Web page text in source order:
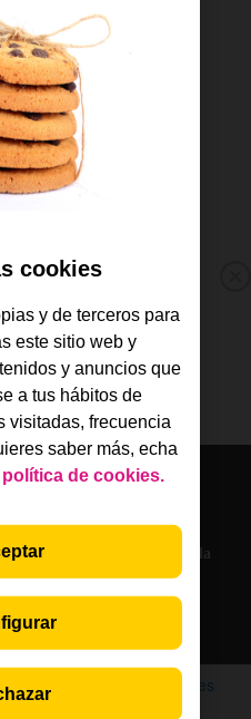
de Jazztel
te atienden por chat en la
Manuales y especificaciones
cookies
y de terceros para
este sitio web y
y anuncios que
a tus hábitos de
visitadas, frecuencia
saber más, echa
política de cookies.